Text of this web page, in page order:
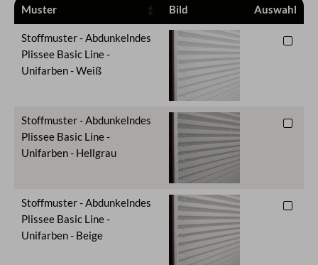
Muster Bild Auswahl
Stoffmuster - Abdunkelndes
Plissee Basic Line -
Unifarben - Weiß
Stoffmuster - Abdunkelndes
Plissee Basic Line -
Unifarben - Hellgrau
Stoffmuster - Abdunkelndes
Plissee Basic Line -
Unifarben - Beige